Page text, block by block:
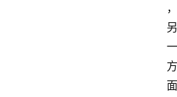
，
另
一
方
面